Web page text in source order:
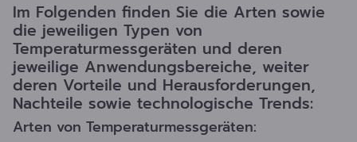
Im Folgenden finden Sie die Arten sowie
die jeweiligen Typen von
Temperaturmessgeräten und deren
jeweilige Anwendungsbereiche, weiter
deren Vorteile und Herausforderungen,
Nachteile sowie technologische Trends:
Arten von Temperaturmessgeräten: